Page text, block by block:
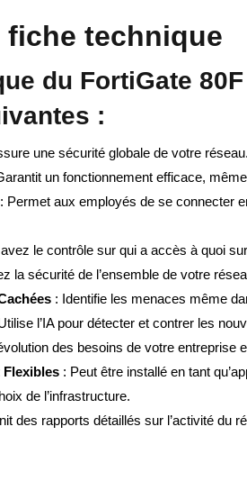
fiche technique
du FortiGate 80F
:
une sécurité globale de votre réseau.
un fonctionnement efficace,
: Permet aux employés de se connecter
le contrôle sur qui a accès à quoi
la sécurité de l’ensemble de votre
: Identifie les menaces même
l’IA pour détecter et contrer les
des besoins de votre entreprise
Flexibles : Peut être installé en tant
de l’infrastructure.
des rapports détaillés sur l’activité du